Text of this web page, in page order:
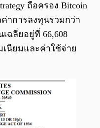
ถือครอง Bitcoin
ค่าการลงทุนรวมกว่า
ฉลี่ยอยู่ที่ 66,608
นียมและค่าใช้จ่าย